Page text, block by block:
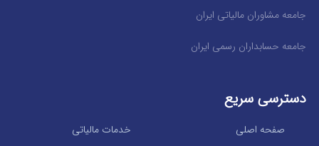
جامعه مشاوران مالیاتی ایران
جامعه حسابداران رسمی ایران
دسترسی سریع
خدمات مالیاتی
صفحه اصلی